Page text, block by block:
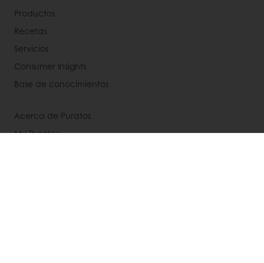
Productos
Recetas
Servicios
Consumer Insights
Base de conocimientos
Acerca de Puratos
My Puratos